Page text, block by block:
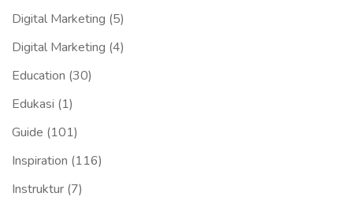
Digital Marketing (5)
Digital Marketing (4)
Education (30)
Edukasi (1)
Guide (101)
Inspiration (116)
Instruktur (7)